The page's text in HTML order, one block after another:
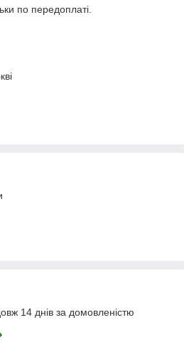
по передоплаті.
14 днів за домовленістю